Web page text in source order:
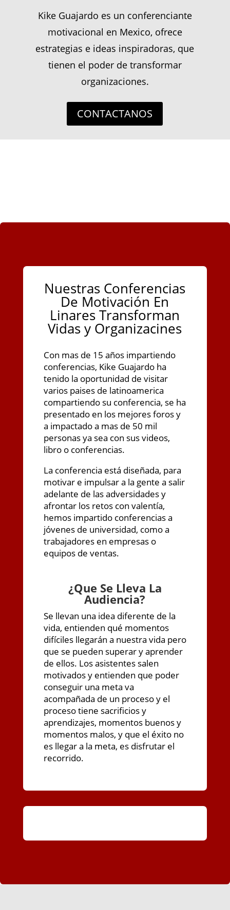
Kike Guajardo es un conferenciante
motivacional en Mexico, ofrece
estrategias e ideas inspiradoras, que
tienen el poder de transformar
organizaciones.
CONTACTANOS
Nuestras Conferencias
De Motivación En
Linares Transforman
Vidas y Organizacines
Con mas de 15 años impartiendo
conferencias, Kike Guajardo ha
tenido la oportunidad de visitar
varios paises de latinoamerica
compartiendo su conferencia, se ha
presentado en los mejores foros y
a impactado a mas de 50 mil
personas ya sea con sus videos,
libro o conferencias.
La conferencia está diseñada, para
motivar e impulsar a la gente a salir
adelante de las adversidades y
afrontar los retos con valentía,
hemos impartido conferencias a
jóvenes de universidad, como a
trabajadores en empresas o
equipos de ventas.
¿Que Se Lleva La
Audiencia?
Se llevan una idea diferente de la
vida, entienden qué momentos
difíciles llegarán a nuestra vida pero
que se pueden superar y aprender
de ellos. Los asistentes salen
motivados y entienden que poder
conseguir una meta va
acompañada de un proceso y el
proceso tiene sacrificios y
aprendizajes, momentos buenos y
momentos malos, y que el éxito no
es llegar a la meta, es disfrutar el
recorrido.